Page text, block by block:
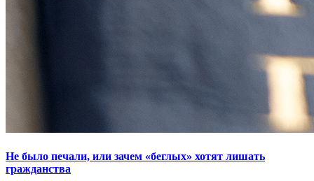
Не было печали, или зачем «беглых» хотят лишать
гражданства